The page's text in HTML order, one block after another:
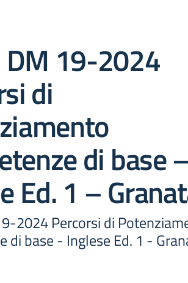
DM 19-2024
di
di base –
Ed. 1 –
2024 Percorsi di
di base - Inglese Ed. 1 -